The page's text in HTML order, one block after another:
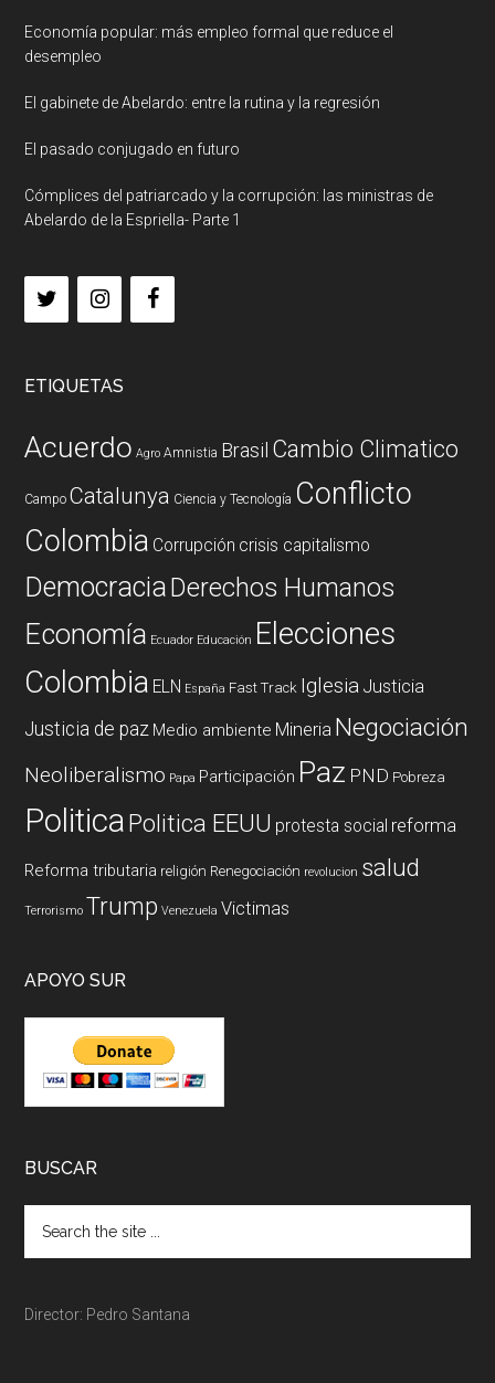
Economía popular: más empleo formal que reduce el
desempleo
El gabinete de Abelardo: entre la rutina y la regresión
El pasado conjugado en futuro
Cómplices del patriarcado y la corrupción: las ministras de
Abelardo de la Espriella- Parte 1
ETIQUETAS
Acuerdo Agro Amnistia Brasil Cambio Climatico
Campo Catalunya Ciencia y Tecnología Conflicto
Colombia Corrupción crisis capitalismo
DemocraciaDerechos Humanos
Economía Ecuador Educación Elecciones
Colombia ELN España Fast Track Iglesia Justicia
Justicia de paz Medio ambiente Mineria Negociación
Neoliberalismo Papa Participación Paz PND Pobreza
PoliticaPolitica EEUU protesta social reforma
Reforma tributaria religión Renegociación revolucion salud
Terrorismo Trump Venezuela Victimas
APOYO SUR
BUSCAR
Director: Pedro Santana